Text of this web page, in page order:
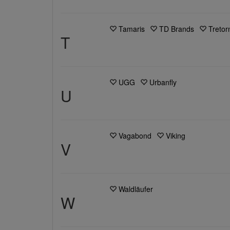
T
Tamaris TD Brands
U
UGG Urbanfly
V
Vagabond Viking
W
Waldläufer